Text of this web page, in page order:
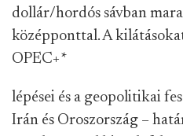
dollár/hordós sávban
középponttal. A
OPEC+*
lépései és a geopolitikai
Irán és Oroszország –